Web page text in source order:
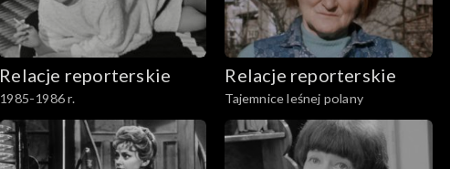
Relacje reporterskie
1985-1986 r.
Relacje reporterskie
Tajemnice leśnej polany